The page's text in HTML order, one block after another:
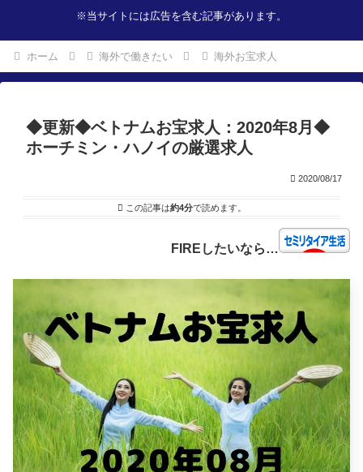
※当サイトには広告を含む記事があります。
ホーム 海外で働きたい 海外お宝求人
◆更新◆ベトナムお宝求人：2020年8月◆
ホーチミン・ハノイの厳選求人
2020/08/17
この記事は約4分で読めます。
FIREしたいなら…